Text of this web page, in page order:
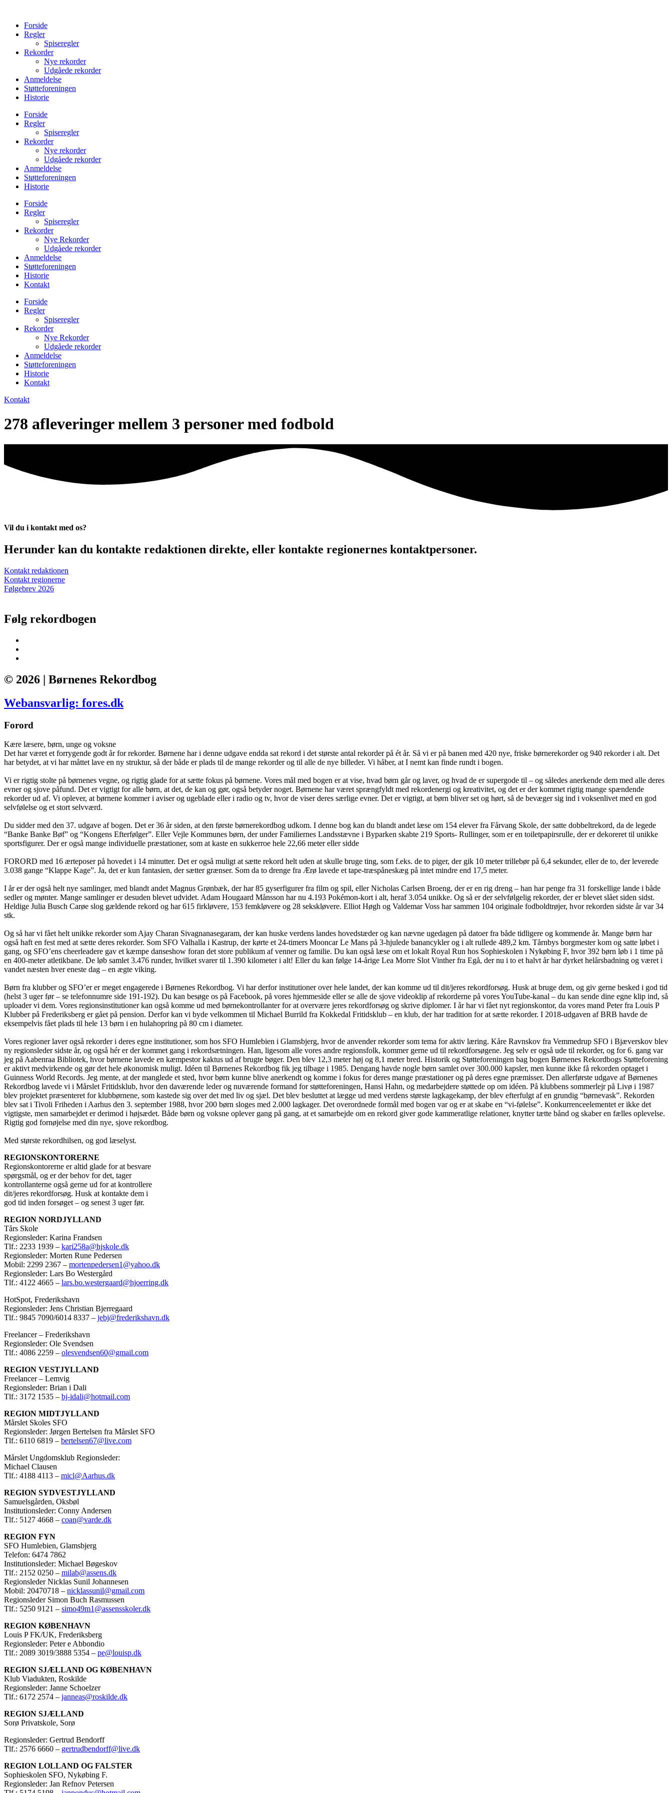
indholdForside
Regler
Spiseregler
Rekorder
Nye rekorder
Udgåede rekorder
Anmeldelse
Støtteforeningen
Historie
Forside
Regler
Spiseregler
Rekorder
Nye rekorder
Udgåede rekorder
Anmeldelse
Støtteforeningen
Historie
Forside
Regler
Spiseregler
Rekorder
Nye Rekorder
Udgåede rekorder
Anmeldelse
Støtteforeningen
Historie
Kontakt
Forside
Regler
Spiseregler
Rekorder
Nye Rekorder
Udgåede rekorder
Anmeldelse
Støtteforeningen
Historie
Kontakt
Kontakt
278 afleveringer mellem 3 personer med fodbold
Vil du i kontakt med os?
Herunder kan du kontakte redaktionen direkte, eller kontakte regionernes kontaktpersoner.
Kontakt redaktionen
Kontakt regionerne
Følgebrev 2026
Følg rekordbogen
© 2026 | Børnenes Rekordbog
Webansvarlig: fores.dk
Forord
Kære læsere, børn, unge og voksne
Det har været et forrygende godt år for rekorder. Børnene har i denne udgave endda sat rekord i det største antal rekorder på ét år. Så vi er på banen med 420 nye, friske børnerekorder og 940 rekorder i alt. Det
har betydet, at vi har måttet lave en ny struktur, så der både er plads til de mange rekorder og til alle de nye billeder. Vi håber, at I nemt kan finde rundt i bogen.
Vi er rigtig stolte på børnenes vegne, og rigtig glade for at sætte fokus på børnene. Vores mål med bogen er at vise, hvad børn går og laver, og hvad de er supergode til – og således anerkende dem med alle deres
evner og sjove påfund. Det er vigtigt for alle børn, at det, de kan og gør, også betyder noget. Børnene har været sprængfyldt med rekordenergi og kreativitet, og det er der kommet rigtig mange spændende
rekorder ud af. Vi oplever, at børnene kommer i aviser og ugeblade eller i radio og tv, hvor de viser deres særlige evner. Det er vigtigt, at børn bliver set og hørt, så de bevæger sig ind i voksenlivet med en god
selvfølelse og et stort selvværd.
Du sidder med den 37. udgave af bogen. Det er 36 år siden, at den første børnerekordbog udkom. I denne bog kan du blandt andet læse om 154 elever fra Fårvang Skole, der satte dobbeltrekord, da de legede
“Banke Banke Bøf” og “Kongens Efterfølger”. Eller Vejle Kommunes børn, der under Familiernes Landsstævne i Byparken skabte 219 Sports- Rullinger, som er en toiletpapirsrulle, der er dekoreret til unikke
sportsfigurer. Der er også mange individuelle præstationer, som at kaste en sukkerroe hele 22,66 meter eller sidde
FORORD med 16 ærteposer på hovedet i 14 minutter. Det er også muligt at sætte rekord helt uden at skulle bruge ting, som f.eks. de to piger, der gik 10 meter trillebør på 6,4 sekunder, eller de to, der leverede
3.038 gange “Klappe Kage”. Ja, det er kun fantasien, der sætter grænser. Som da to drenge fra Ærø lavede et tape-træspåneskæg på intet mindre end 17,5 meter.
I år er der også helt nye samlinger, med blandt andet Magnus Grønbæk, der har 85 gyserfigurer fra film og spil, eller Nicholas Carlsen Broeng, der er en rig dreng – han har penge fra 31 forskellige lande i både
sedler og mønter. Mange samlinger er desuden blevet udvidet. Adam Hougaard Månsson har nu 4.193 Pokémon-kort i alt, heraf 3.054 unikke. Og så er der selvfølgelig rekorder, der er blevet slået siden sidst.
Heldige Julia Busch Carøe slog gældende rekord og har 615 firkløvere, 153 femkløvere og 28 sekskløvere. Elliot Høgh og Valdemar Voss har sammen 104 originale fodboldtrøjer, hvor rekorden sidste år var 34
stk.
Og så har vi fået helt unikke rekorder som Ajay Charan Sivagnanasegaram, der kan huske verdens landes hovedstæder og kan nævne ugedagen på datoer fra både tidligere og kommende år. Mange børn har
også haft en fest med at sætte deres rekorder. Som SFO Valhalla i Kastrup, der kørte et 24-timers Mooncar Le Mans på 3-hjulede banancykler og i alt rullede 489,2 km. Tårnbys borgmester kom og satte løbet i
gang, og SFO’ens cheerleadere gav et kæmpe danseshow foran det store publikum af venner og familie. Du kan også læse om et lokalt Royal Run hos Sophieskolen i Nykøbing F, hvor 392 børn løb i 1 time på
en 400-meter atletikbane. De løb samlet 3.476 runder, hvilket svarer til 1.390 kilometer i alt! Eller du kan følge 14-årige Lea Morre Slot Vinther fra Egå, der nu i to et halvt år har dyrket helårsbadning og været i
vandet næsten hver eneste dag – en ægte viking.
Børn fra klubber og SFO’er er meget engagerede i Børnenes Rekordbog. Vi har derfor institutioner over hele landet, der kan komme ud til dit/jeres rekordforsøg. Husk at bruge dem, og giv gerne besked i god tid
(helst 3 uger før – se telefonnumre side 191-192). Du kan besøge os på Facebook, på vores hjemmeside eller se alle de sjove videoklip af rekorderne på vores YouTube-kanal – du kan sende dine egne klip ind, så
uploader vi dem. Vores regionsinstitutioner kan også komme ud med børnekontrollanter for at overvære jeres rekordforsøg og skrive diplomer. I år har vi fået nyt regionskontor, da vores mand Peter fra Louis P
Klubber på Frederiksberg er gået på pension. Derfor kan vi byde velkommen til Michael Burrild fra Kokkedal Fritidsklub – en klub, der har tradition for at sætte rekorder. I 2018-udgaven af BRB havde de
eksempelvis fået plads til hele 13 børn i en hulahopring på 80 cm i diameter.
Vores regioner laver også rekorder i deres egne institutioner, som hos SFO Humlebien i Glamsbjerg, hvor de anvender rekorder som tema for aktiv læring. Kåre Ravnskov fra Vemmedrup SFO i Bjæverskov blev
ny regionsleder sidste år, og også hér er der kommet gang i rekordsætningen. Han, ligesom alle vores andre regionsfolk, kommer gerne ud til rekordforsøgene. Jeg selv er også ude til rekorder, og for 6. gang var
jeg på Aabenraa Bibliotek, hvor børnene lavede en kæmpestor kaktus ud af brugte bøger. Den blev 12,3 meter høj og 8,1 meter bred. Historik og Støtteforeningen bag bogen Børnenes Rekordbogs Støtteforening
er aktivt medvirkende og gør det hele økonomisk muligt. Idéen til Børnenes Rekordbog fik jeg tilbage i 1985. Dengang havde nogle børn samlet over 300.000 kapsler, men kunne ikke få rekorden optaget i
Guinness World Records. Jeg mente, at der manglede et sted, hvor børn kunne blive anerkendt og komme i fokus for deres mange præstationer og på deres egne præmisser. Den allerførste udgave af Børnenes
Rekordbog lavede vi i Mårslet Fritidsklub, hvor den daværende leder og nuværende formand for støtteforeningen, Hansi Hahn, og medarbejdere støttede op om idéen. På klubbens sommerlejr på Livø i 1987
blev projektet præsenteret for klubbørnene, som kastede sig over det med liv og sjæl. Det blev besluttet at lægge ud med verdens største lagkagekamp, der blev efterfulgt af en grundig “børnevask”. Rekorden
blev sat i Tivoli Friheden i Aarhus den 3. september 1988, hvor 200 børn sloges med 2.000 lagkager. Det overordnede formål med bogen var og er at skabe en “vi-følelse”. Konkurrenceelementet er ikke det
vigtigste, men samarbejdet er derimod i højsædet. Både børn og voksne oplever gang på gang, at et samarbejde om en rekord giver gode kammeratlige relationer, knytter tætte bånd og skaber en fælles oplevelse.
Rigtig god fornøjelse med din nye, sjove rekordbog.
Med største rekordhilsen, og god læselyst.
REGIONSKONTORERNE
Regionskontorerne er altid glade for at besvare
spørgsmål, og er der behov for det, tager
kontrollanterne også gerne ud for at kontrollere
dit/jeres rekordforsøg. Husk at kontakte dem i
god tid inden forsøget – og senest 3 uger før.
REGION NORDJYLLAND
Tårs Skole
Regionsleder: Karina Frandsen
Tlf.: 2233 1939 – kari258a@hjskole.dk
Regionsleder: Morten Rune Pedersen
Mobil: 2299 2367 – mortenpedersen1@yahoo.dk
Regionsleder: Lars Bo Westergård
Tlf.: 4122 4665 – lars.bo.westergaard@hjoerring.dk
HotSpot, Frederikshavn
Regionsleder: Jens Christian Bjerregaard
Tlf.: 9845 7090/6014 8337 – jebj@frederikshavn.dk
Freelancer – Frederikshavn
Regionsleder: Ole Svendsen
Tlf.: 4086 2259 – olesvendsen60@gmail.com
REGION VESTJYLLAND
Freelancer – Lemvig
Regionsleder: Brian i Dali
Tlf.: 3172 1535 – bj-idali@hotmail.com
REGION MIDTJYLLAND
Mårslet Skoles SFO
Regionsleder: Jørgen Bertelsen fra Mårslet SFO
Tlf.: 6110 6819 – bertelsen67@live.com
Mårslet Ungdomsklub Regionsleder:
Michael Clausen
Tlf.: 4188 4113 – micl@Aarhus.dk
REGION SYDVESTJYLLAND
Samuelsgården, Oksbøl
Institutionsleder: Conny Andersen
Tlf.: 5127 4668 – coan@varde.dk
REGION FYN
SFO Humlebien, Glamsbjerg
Telefon: 6474 7862
Institutionsleder: Michael Bøgeskov
Tlf.: 2152 0250 – milab@assens.dk
Regionsleder Nicklas Sunil Johannesen
Mobil: 20470718 – nicklassunil@gmail.com
Regionsleder Simon Buch Rasmussen
Tlf.: 5250 9121 – simo49m1@assensskoler.dk
REGION KØBENHAVN
Louis P FK/UK, Frederiksberg
Regionsleder: Peter e Abbondio
Tlf.: 2089 3019/3888 5354 – pe@louisp.dk
REGION SJÆLLAND OG KØBENHAVN
Klub Viadukten, Roskilde
Regionsleder: Janne Schoelzer
Tlf.: 6172 2574 – janneas@roskilde.dk
REGION SJÆLLAND
Sorø Privatskole, Sorø
Regionsleder: Gertrud Bendorff
Tlf.: 2576 6660 – gertrudbendorff@live.dk
REGION LOLLAND OG FALSTER
Sophieskolen SFO, Nykøbing F.
Regionsleder: Jan Refnov Petersen